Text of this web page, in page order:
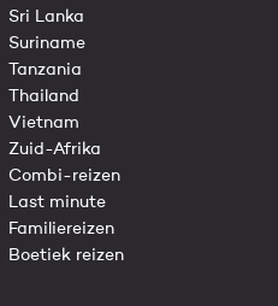
Sri Lanka
Suriname
Tanzania
Thailand
Vietnam
Zuid-Afrika
Combi-reizen
Last minute
Familiereizen
Boetiek reizen